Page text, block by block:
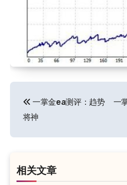
章
导
一掌金ea测评：趋势
将神
一
相关文章